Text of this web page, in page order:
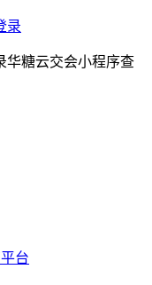
录
华糖云交会小程序查